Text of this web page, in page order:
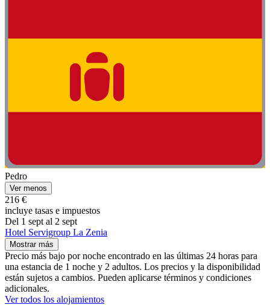
Pedro
Ver menos
216 €
incluye tasas e impuestos
Del 1 sept al 2 sept
Hotel Servigroup La Zenia
Mostrar más
Precio más bajo por noche encontrado en las últimas 24 horas para
una estancia de 1 noche y 2 adultos. Los precios y la disponibilidad
están sujetos a cambios. Pueden aplicarse términos y condiciones
adicionales.
Ver todos los alojamientos